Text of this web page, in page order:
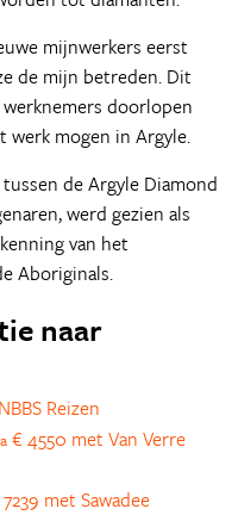
mijnwerkers eerst
de mijn betreden. Dit
doorlopen
werk mogen in Argyle.
de Argyle Diamond
werd gezien als
van het
Aboriginals.
naar
Reizen
€ 4550 met Van Verre
met Sawadee